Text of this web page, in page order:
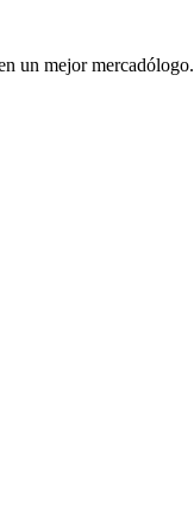
un mejor mercadólogo.